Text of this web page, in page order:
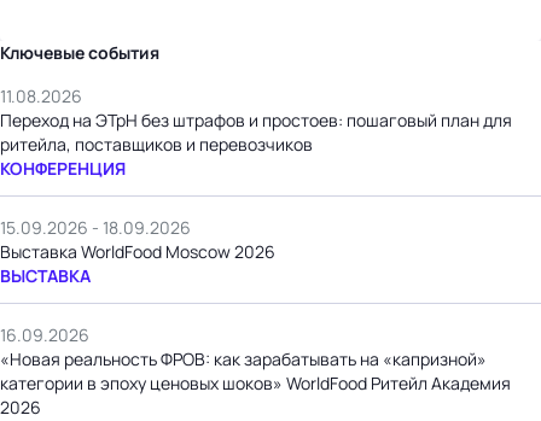
Ключевые события
11.08.2026
Переход на ЭТрН без штрафов и простоев: пошаговый план для
ритейла, поставщиков и перевозчиков
КОНФЕРЕНЦИЯ
15.09.2026 - 18.09.2026
Выставка WorldFood Moscow 2026
ВЫСТАВКА
16.09.2026
«Новая реальность ФРОВ: как зарабатывать на «капризной»
категории в эпоху ценовых шоков» WorldFood Ритейл Академия
2026